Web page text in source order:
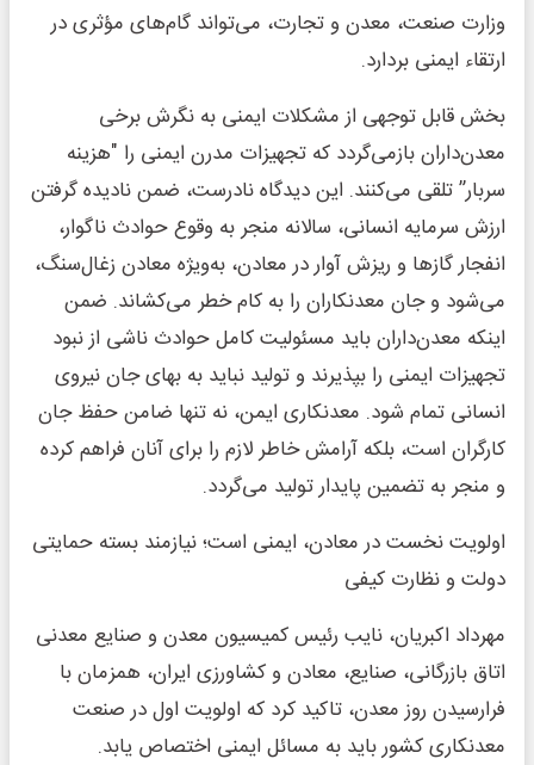
وزارت صنعت، معدن و تجارت، می‌تواند گام‌های مؤثری در
ارتقاء ایمنی بردارد.
بخش قابل توجهی از مشکلات ایمنی به نگرش برخی
معدن‌داران بازمی‌گردد که تجهیزات مدرن ایمنی را "هزینه
سربار” تلقی می‌کنند. این دیدگاه نادرست، ضمن نادیده گرفتن
ارزش سرمایه انسانی، سالانه منجر به وقوع حوادث ناگوار،
انفجار گازها و ریزش آوار در معادن، به‌ویژه معادن زغال‌سنگ،
می‌شود و جان معدنکاران را به کام خطر می‌کشاند. ضمن
اینکه معدن‌داران باید مسئولیت کامل حوادث ناشی از نبود
تجهیزات ایمنی را بپذیرند و تولید نباید به بهای جان نیروی
انسانی تمام شود. معدنکاری ایمن، نه تنها ضامن حفظ جان
کارگران است، بلکه آرامش خاطر لازم را برای آنان فراهم کرده
و منجر به تضمین پایدار تولید می‌گردد.
اولویت نخست در معادن، ایمنی است؛ نیازمند بسته حمایتی
دولت و نظارت کیفی
مهرداد اکبریان، نایب رئیس کمیسیون معدن و صنایع معدنی
اتاق بازرگانی، صنایع، معادن و کشاورزی ایران، همزمان با
فرارسیدن روز معدن، تاکید کرد که اولویت اول در صنعت
معدنکاری کشور باید به مسائل ایمنی اختصاص یابد.